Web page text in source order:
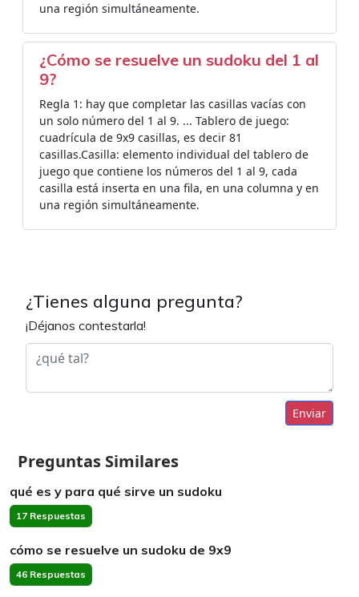
una región simultáneamente.
¿Cómo se resuelve un sudoku del 1 al
9?
Regla 1: hay que completar las casillas vacías con
un solo número del 1 al 9. ... Tablero de juego:
cuadrícula de 9x9 casillas, es decir 81
casillas.Casilla: elemento individual del tablero de
juego que contiene los números del 1 al 9, cada
casilla está inserta en una fila, en una columna y en
una región simultáneamente.
¿Tienes alguna pregunta?
¡Déjanos contestarla!
Enviar
Preguntas Similares
qué es y para qué sirve un sudoku
17 Respuestas
cómo se resuelve un sudoku de 9x9
46 Respuestas